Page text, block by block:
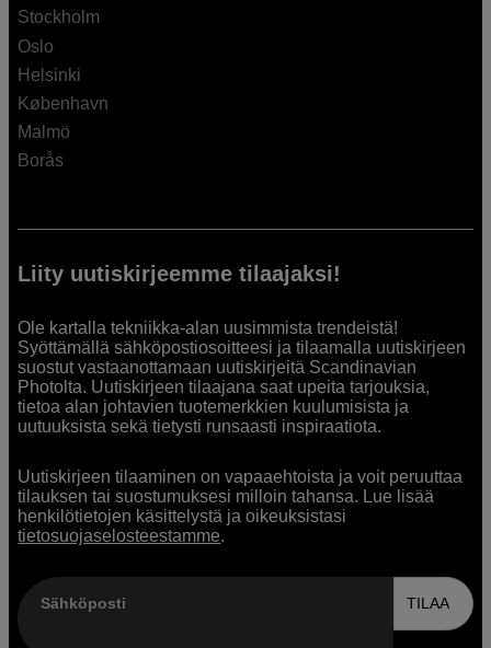
Stockholm
Oslo
Helsinki
København
Malmö
Borås
Liity uutiskirjeemme tilaajaksi!
Ole kartalla tekniikka-alan uusimmista trendeistä!
Syöttämällä sähköpostiosoitteesi ja tilaamalla uutiskirjeen
suostut vastaanottamaan uutiskirjeitä Scandinavian
Photolta. Uutiskirjeen tilaajana saat upeita tarjouksia,
tietoa alan johtavien tuotemerkkien kuulumisista ja
uutuuksista sekä tietysti runsaasti inspiraatiota.
Uutiskirjeen tilaaminen on vapaaehtoista ja voit peruuttaa
tilauksen tai suostumuksesi milloin tahansa. Lue lisää
henkilötietojen käsittelystä ja oikeuksistasi
tietosuojaselosteestamme.
Sähköposti TILAA